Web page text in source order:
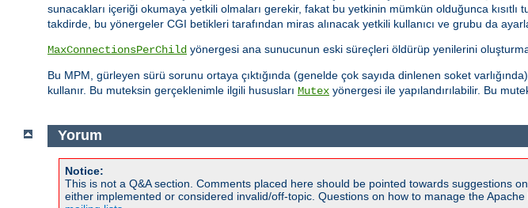
sunacakları içeriği okumaya yetkili olmaları gerekir, fakat bu yetkinin mümkün olduğunca kısıtlı
takdirde, bu yönergeler CGI betikleri tarafından miras alınacak yetkili kullanıcı ve grubu da
MaxConnectionsPerChild yönergesi ana sunucunun eski süreçleri öldürüp yenilerini
Bu MPM, gürleyen sürü sorunu ortaya çıktığında (genelde çok sayıda dinlenen soket
kullanır. Bu muteksin gerçeklenimle ilgili hususları Mutex yönergesi ile yapılandırılabilir. Bu
Yorum
Notice:
This is not a Q&A section. Comments placed here should be pointed towards suggestions
either implemented or considered invalid/off-topic. Questions on how to manage the